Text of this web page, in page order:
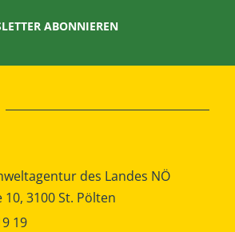
ABONNIEREN
des Landes NÖ
10, 3100 St. Pölten
19